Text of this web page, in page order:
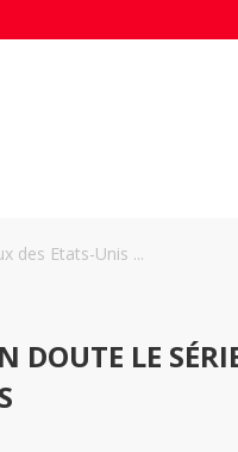
des Etats-Unis ...
DOUTE LE